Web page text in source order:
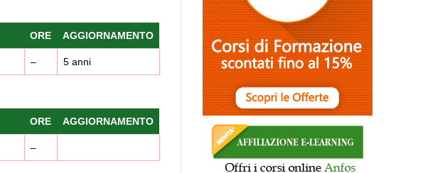
ORE AGGIORNAMENTO
– 5 anni
ORE AGGIORNAMENTO
–